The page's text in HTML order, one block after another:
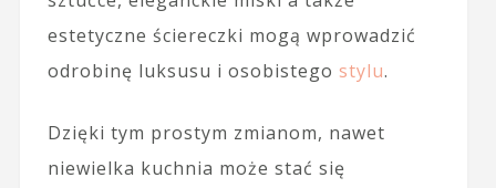
estetyczne ściereczki mogą wprowadzić
odrobinę luksusu i osobistego stylu.
Dzięki tym prostym zmianom, nawet
niewielka kuchnia może stać się